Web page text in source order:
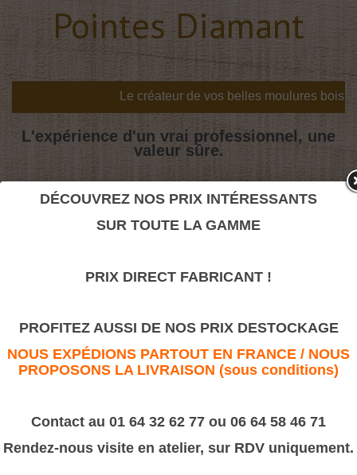
Pointes Diamant
L'expérience d'un vrai professionnel, une
valeur sûre.
Pointes Diamant
Moulures sculptées
Pointes Diamant
DÉCOUVREZ NOS PRIX INTÉRESSANTS
SUR TOUTE LA GAMME
PRIX DIRECT FABRICANT !
PROFITEZ AUSSI DE NOS PRIX DESTOCKAGE
NOUS EXPÉDIONS PARTOUT EN FRANCE / NOUS
PROPOSONS LA LIVRAISON (sous conditions)
Contact au 01 64 32 62 77 ou 06 64 58 46 71
Rendez-nous visite en atelier, sur RDV uniquement.